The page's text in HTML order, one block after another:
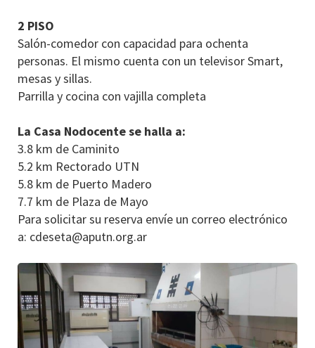
2 PISO
Salón-comedor con capacidad para ochenta
personas. El mismo cuenta con un televisor Smart,
mesas y sillas.
Parrilla y cocina con vajilla completa
La Casa Nodocente se halla a:
3.8 km de Caminito
5.2 km Rectorado UTN
5.8 km de Puerto Madero
7.7 km de Plaza de Mayo
Para solicitar su reserva envíe un correo electrónico
a: cdeseta@aputn.org.ar